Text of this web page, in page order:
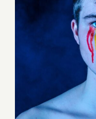
Dove